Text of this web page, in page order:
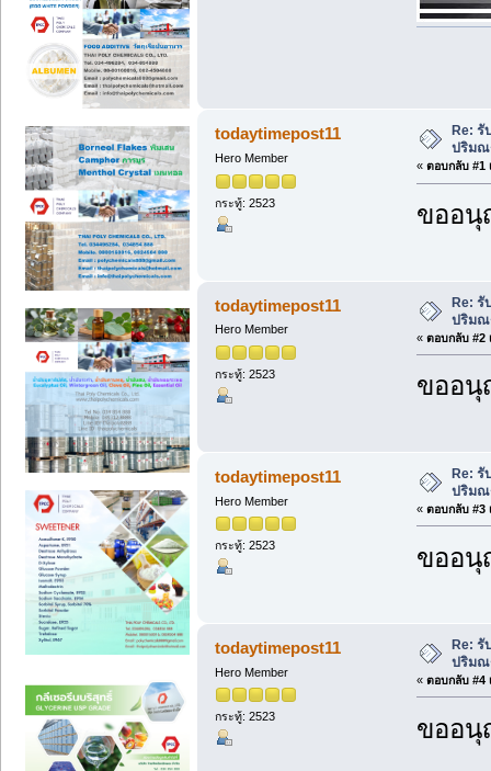
todaytimepost11
Hero Member
กระทู้: 2523
Re: รั
ปริม
« ตอบกลับ #1
ขออนุ
todaytimepost11
Hero Member
กระทู้: 2523
Re: รั
ปริม
« ตอบกลับ #2
ขออนุ
todaytimepost11
Hero Member
กระทู้: 2523
Re: รั
ปริม
« ตอบกลับ #3
ขออนุ
todaytimepost11
Hero Member
กระทู้: 2523
Re: รั
ปริม
« ตอบกลับ #4
ขออนุ